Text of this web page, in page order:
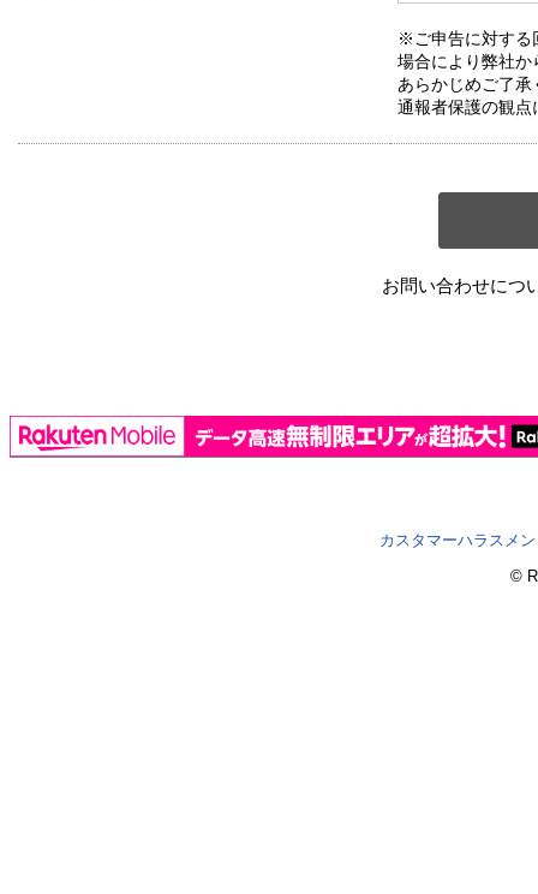
※ご申告に対する
場合により弊社か
あらかじめご了承
通報者保護の観点
お問い合わせにつ
カスタマーハラスメ
©